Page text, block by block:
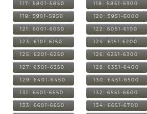
117: 5801-5850 118: 5851-5900
119: 5901-5950 120: 5951-6000
121: 6001-6050 122: 6051-6100
123: 6101-6150 124: 6151-6200
125: 6201-6250 126: 6251-6300
127: 6301-6350 128: 6351-6400
129: 6401-6450 130: 6451-6500
131: 6501-6550 132: 6551-6600
133: 6601-6650 134: 6651-6700